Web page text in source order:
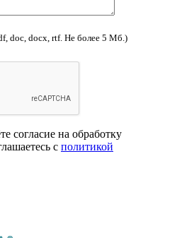
doc, docx, rtf. Не более 5 Мб.)
согласие на обработку
с политикой